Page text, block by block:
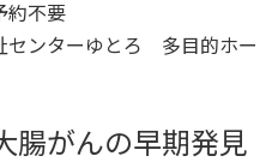
約不要
ンターゆとろ 多目的ホー
腸がんの早期発見